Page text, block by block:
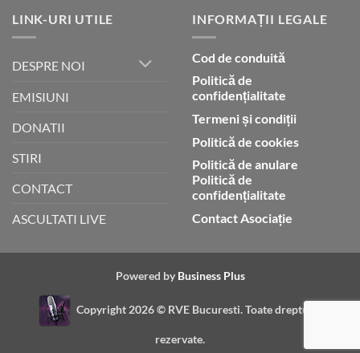
LINK-URI UTILE
DESPRE NOI
EMISIUNI
DONATII
STIRI
CONTACT
ASCULTATI LIVE
INFORMAȚII LEGALE
Cod de conduită
Politică de
confidențialitate
Termeni și condiții
Politică de cookies
Politică de anulare
Politică de
confidențialitate
Contact Asociație
Powered by Business Plus
Copyright 2026 © RVE Bucuresti. Toate drepturile
rezervate.